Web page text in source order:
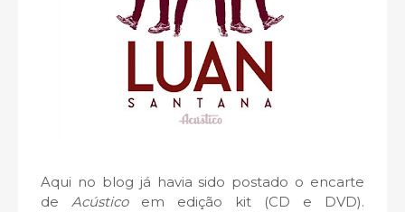
Aqui no blog já havia sido postado o encarte
de Acústicoem edição kit (CD e DVD).